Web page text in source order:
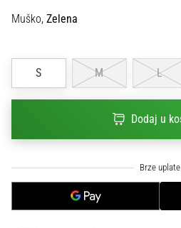
za
ženski
EURO
službenim
i
kopačkama
Muško, Zelena
S M L
Dodaj u